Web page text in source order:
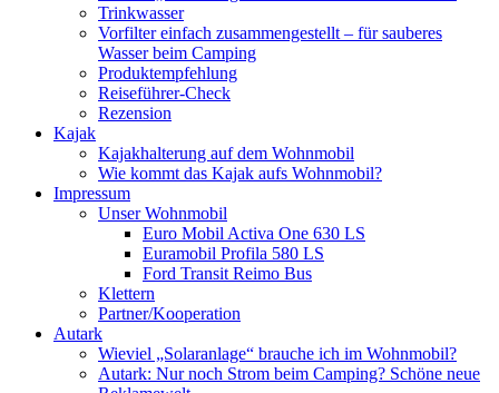
Trinkwasser
Vorfilter einfach zusammengestellt – für sauberes
Wasser beim Camping
Produktempfehlung
Reiseführer-Check
Rezension
Kajak
Kajakhalterung auf dem Wohnmobil
Wie kommt das Kajak aufs Wohnmobil?
Impressum
Unser Wohnmobil
Euro Mobil Activa One 630 LS
Euramobil Profila 580 LS
Ford Transit Reimo Bus
Klettern
Partner/Kooperation
Autark
Wieviel „Solaranlage“ brauche ich im Wohnmobil?
Autark: Nur noch Strom beim Camping? Schöne neue